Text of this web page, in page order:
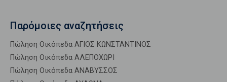
Παρόμοιες αναζητήσεις
Πώληση Οικόπεδα ΑΓΙΟΣ ΚΩΝΣΤΑΝΤΙΝΟΣ
Πώληση Οικόπεδα ΑΛΕΠΟΧΩΡΙ
Πώληση Οικόπεδα ΑΝΑΒΥΣΣΟΣ